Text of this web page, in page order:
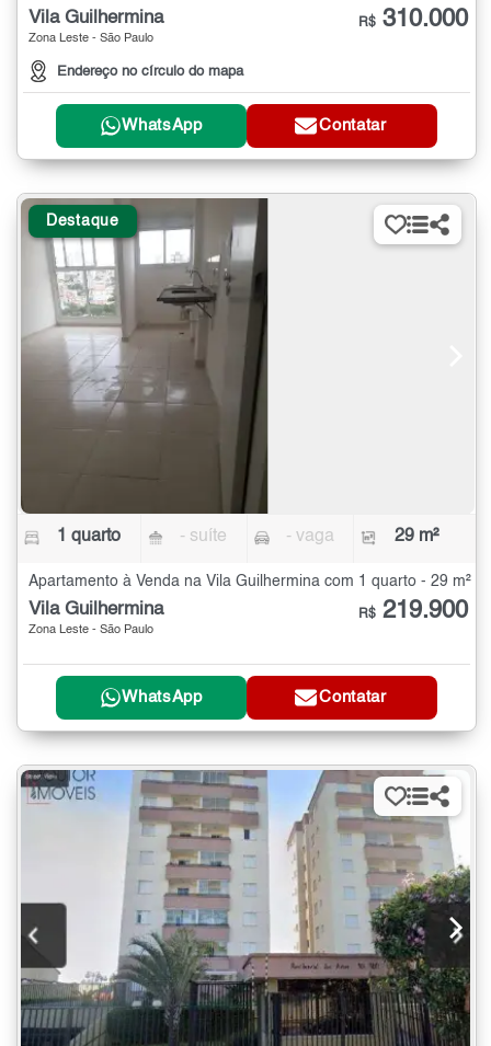
Vila Guilhermina
Zona Leste - São Paulo
Endereço no círculo do mapa
R$ 310.000
WhatsApp Contatar
Destaque
1 quarto - suíte - vaga 29 m²
Apartamento à Venda na Vila Guilhermina com 1 quarto - 29 m²
Vila Guilhermina
Zona Leste - São Paulo
R$ 219.900
WhatsApp Contatar